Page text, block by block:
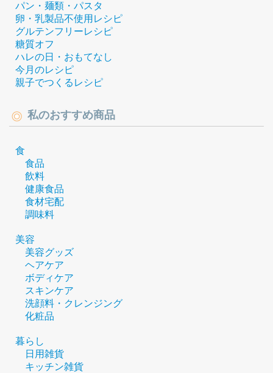
パン・麺類・パスタ
卵・乳製品不使用レシピ
グルテンフリーレシピ
糖質オフ
ハレの日・おもてなし
今月のレシピ
親子でつくるレシピ
私のおすすめ商品
食
食品
飲料
健康食品
食材宅配
調味料
美容
美容グッズ
ヘアケア
ボディケア
スキンケア
洗顔料・クレンジング
化粧品
暮らし
日用雑貨
キッチン雑貨